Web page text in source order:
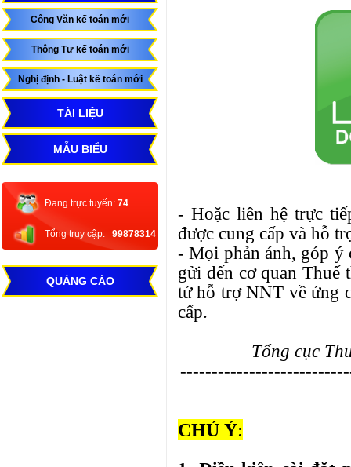
Công Văn kế toán mới
Thông Tư kế toán mới
Nghị định - Luật kế toán mới
TÀI LIỆU
MẪU BIỂU
Đang trực tuyến: 74
Tổng truy cập: 99878314
QUẢNG CÁO
- Hoặc liên hệ trực
được cung cấp và hỗ
- Mọi phản ánh, góp ý
gửi đến cơ quan Thuế
tử hỗ trợ NNT về ứng
cấp.
Tổng cục
CHÚ Ý: